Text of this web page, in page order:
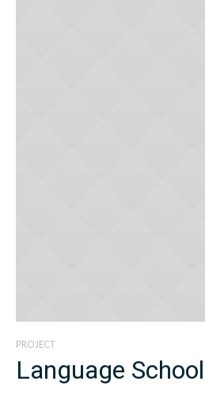
PROJECT
Language School